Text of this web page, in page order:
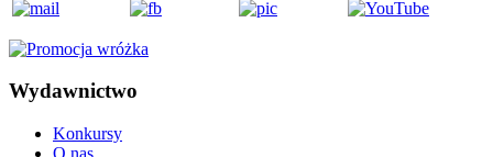
Wydawnictwo
Konkursy
O nas